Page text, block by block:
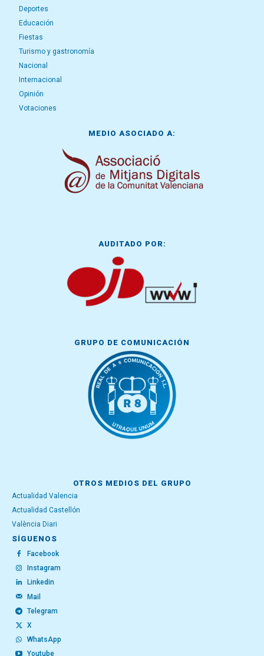
Deportes
Educación
Fiestas
Turismo y gastronomía
Nacional
Internacional
Opinión
Votaciones
MEDIO ASOCIADO A:
AUDITADO POR:
GRUPO DE COMUNICACIÓN
OTROS MEDIOS DEL GRUPO
Actualidad Valencia
Actualidad Castellón
València Diari
SÍGUENOS
Facebook
Instagram
Linkedin
Mail
Telegram
X
WhatsApp
Youtube